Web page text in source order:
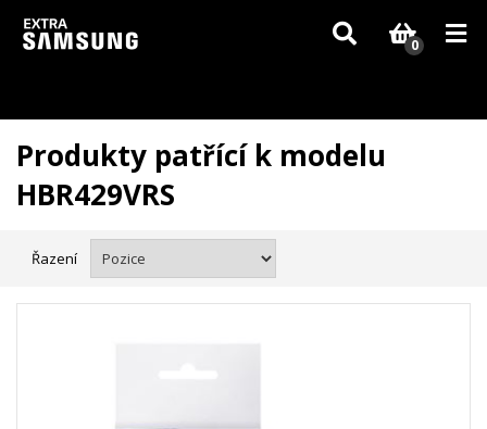
Vzhledem k aktuální situaci se může dodání dílů, které nejsou skladem,
zpozdit. Děkujeme za pochopení.
0
Produkty patřící k modelu
HBR429VRS
Řazení